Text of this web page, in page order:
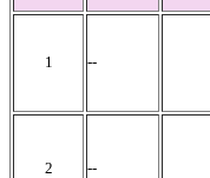
1 --
2 --